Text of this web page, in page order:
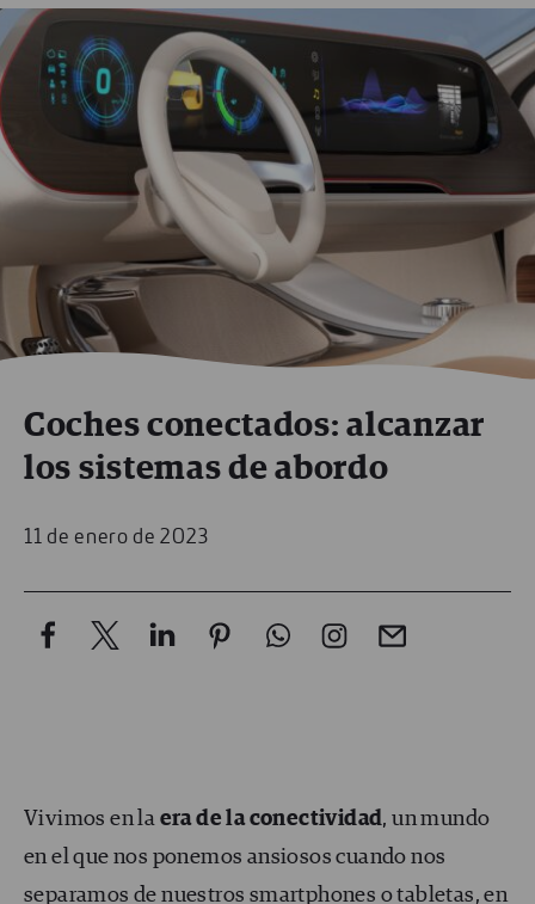
Coches conectados: alcanzar
los sistemas de abordo
11 de enero de 2023
Vivimos en la era de la conectividad, un mundo
en el que nos ponemos ansiosos cuando nos
separamos de nuestros smartphones o tabletas, en